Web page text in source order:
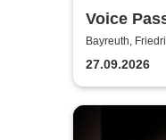
Voice
Kingdom
Bayreuth,
(Balkonsaal)
27.09.2026